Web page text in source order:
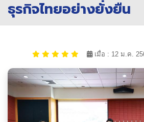
ธุรกิจไทยอย่างยั่งยืน
เมื่อ : 12 ม.ค.